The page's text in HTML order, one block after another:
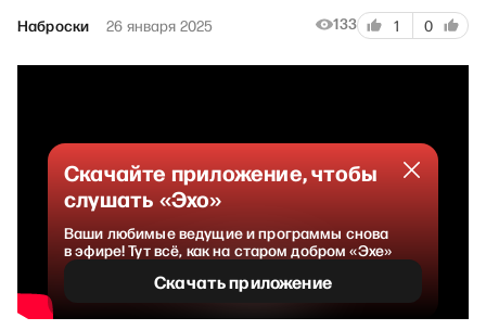
Наброски 26 января 2025 133 1 0
Скачайте приложение, чтобы
слушать «Эхо»
Ваши любимые ведущие и программы снова
в эфире! Тут всё, как на старом добром «Эхе»
Скачать приложение